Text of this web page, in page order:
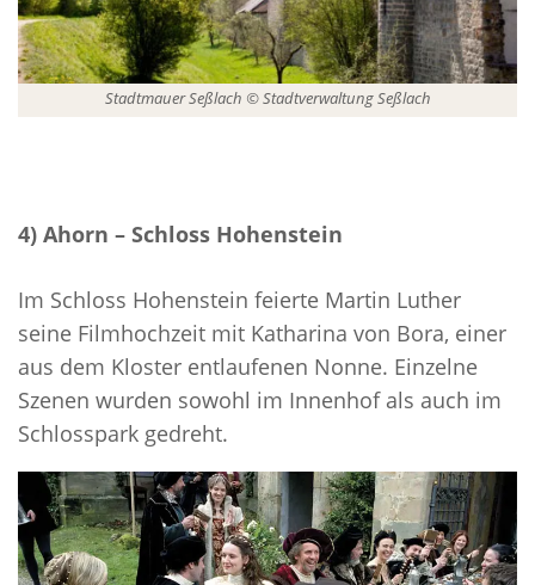
Stadtmauer Seßlach © Stadtverwaltung Seßlach
4) Ahorn – Schloss Hohenstein
Im Schloss Hohenstein feierte Martin Luther
seine Filmhochzeit mit Katharina von Bora, einer
aus dem Kloster entlaufenen Nonne. Einzelne
Szenen wurden sowohl im Innenhof als auch im
Schlosspark gedreht.